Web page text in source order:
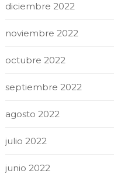
diciembre 2022
noviembre 2022
octubre 2022
septiembre 2022
agosto 2022
julio 2022
junio 2022